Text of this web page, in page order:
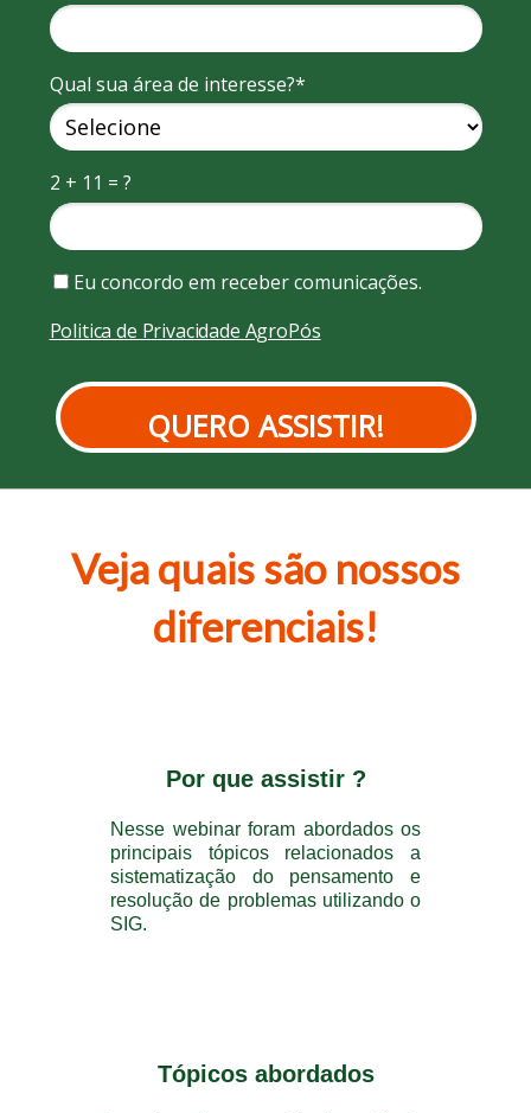
Qual sua área de interesse?*
2 + 11 = ?
Eu concordo em receber comunicações.
Politica de Privacidade AgroPós
QUERO ASSISTIR!
Veja quais são nossos
diferenciais!
Por que assistir ?
Nesse webinar foram abordados os
principais tópicos relacionados a
sistematização do pensamento e
resolução de problemas utilizando o
SIG.
Tópicos abordados